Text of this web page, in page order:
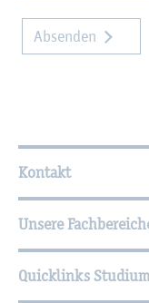
Absenden
Kontakt
Unsere
Quicklinks Studium